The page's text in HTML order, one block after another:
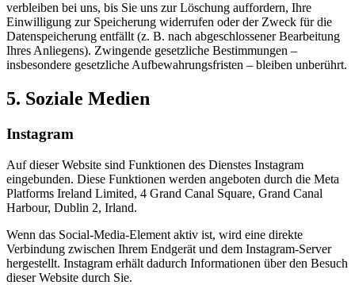
verbleiben bei uns, bis Sie uns zur Löschung auffordern, Ihre
Einwilligung zur Speicherung widerrufen oder der Zweck für die
Datenspeicherung entfällt (z. B. nach abgeschlossener Bearbeitung
Ihres Anliegens). Zwingende gesetzliche Bestimmungen –
insbesondere gesetzliche Aufbewahrungsfristen – bleiben unberührt.
5. Soziale Medien
Instagram
Auf dieser Website sind Funktionen des Dienstes Instagram
eingebunden. Diese Funktionen werden angeboten durch die Meta
Platforms Ireland Limited, 4 Grand Canal Square, Grand Canal
Harbour, Dublin 2, Irland.
Wenn das Social-Media-Element aktiv ist, wird eine direkte
Verbindung zwischen Ihrem Endgerät und dem Instagram-Server
hergestellt. Instagram erhält dadurch Informationen über den Besuch
dieser Website durch Sie.